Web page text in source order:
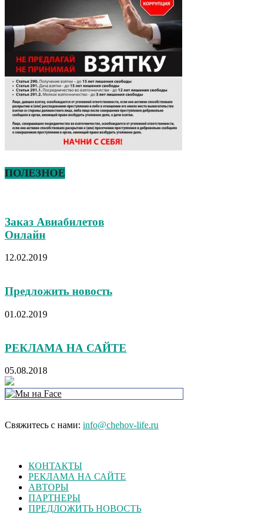
ПОЛЕЗНОЕ
Заказ Авиабилетов
Онлайн
12.02.2019
Предложить новость
01.02.2019
РЕКЛАМА НА САЙТЕ
05.08.2018
Свяжитесь с нами: info@chehov-life.ru
КОНТАКТЫ
РЕКЛАМА НА САЙТЕ
АВТОРЫ
ПАРТНЕРЫ
ПРЕДЛОЖИТЬ НОВОСТЬ